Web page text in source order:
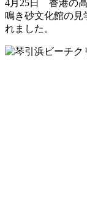
4月25日 香港の高
鳴き砂文化館の見
れました。